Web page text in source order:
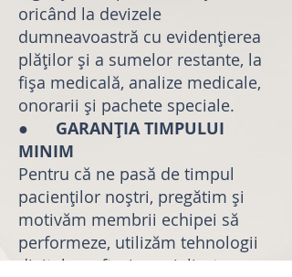
oricând la devizele
dumneavoastră cu evidențierea
plăților și a sumelor restante, la
fișa medicală, analize medicale,
onorarii și pachete speciale.
● GARANȚIA TIMPULUI
MINIM
Pentru că ne pasă de timpul
pacienților noștri, pregătim și
motivăm membrii echipei să
performeze, utilizăm tehnologii
digitale, softuri specializate,